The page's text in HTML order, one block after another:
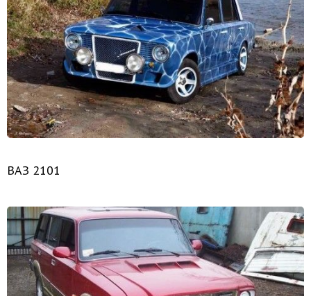
ВАЗ 2101